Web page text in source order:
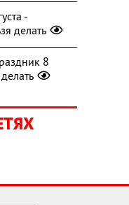
-
делать
8